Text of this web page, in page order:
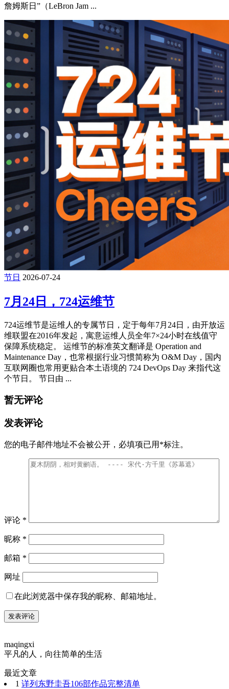
詹姆斯日”（LeBron Jam ...
节日 2026-07-24
7月24日，724运维节
724运维节是运维人的专属节日，定于每年7月24日，由开放运
维联盟在2016年发起，寓意运维人员全年7×24小时在线值守
保障系统稳定。 运维节的标准英文翻译是 ‌Operation and
Maintenance Day‌，也常根据行业习惯简称为 ‌O&M Day‌，国内
互联网圈也常用更贴合本土语境的 ‌724 DevOps Day‌ 来指代这
个节日。 节日由 ...
暂无评论
发表评论
您的电子邮件地址不会被公开， 必填项已用 *标注。
评论 *
昵称 *
邮箱 *
网址
在此浏览器中保存我的昵称、邮箱地址。
maqingxi
平凡的人，向往简单的生活
最近文章
1 详列东野圭吾106部作品完整清单